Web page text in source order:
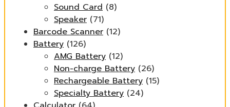
Sound Card (8)
Speaker (71)
Barcode Scanner (12)
Battery (126)
AMG Battery (12)
Non-charge Battery (26)
Rechargeable Battery (15)
Specialty Battery (24)